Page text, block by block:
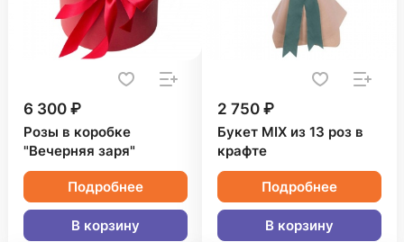
6 300 ₽
Розы в коробке
"Вечерняя заря"
Подробнее
В корзину
2 750 ₽
Букет MIX из 13 роз в
крафте
Подробнее
В корзину